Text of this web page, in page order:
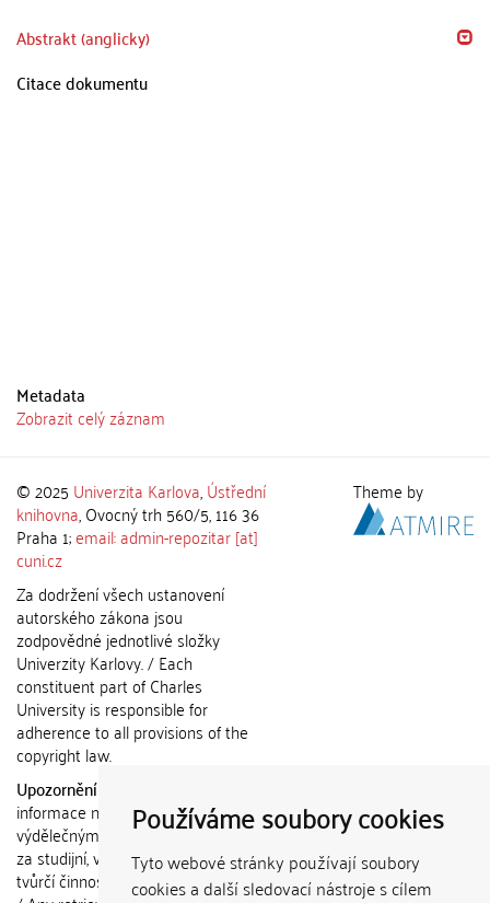
Používáme soubory cookies
Tyto webové stránky používají soubory
cookies a další sledovací nástroje s cílem
Abstrakt (anglicky)
Citace dokumentu
Metadata
Zobrazit celý záznam
© 2025 Univerzita Karlova,Ústřední
knihovna, Ovocný trh 560/5, 116 36
Praha 1;email: admin-repozitar [at]
cuni.cz
Za dodržení všech ustanovení
autorského zákona jsou
zodpovědné jednotlivé složky
Univerzity Karlovy. / Each
constituent part of Charles
University is responsible for
adherence to all provisions of the
copyright law.
Upozornění / Notice:
informace nemohou být použity k
výdělečným účelům nebo vydávány
za studijní, vědeckou nebo jinou
tvůrčí činnost jiné osoby než autora.
Theme by